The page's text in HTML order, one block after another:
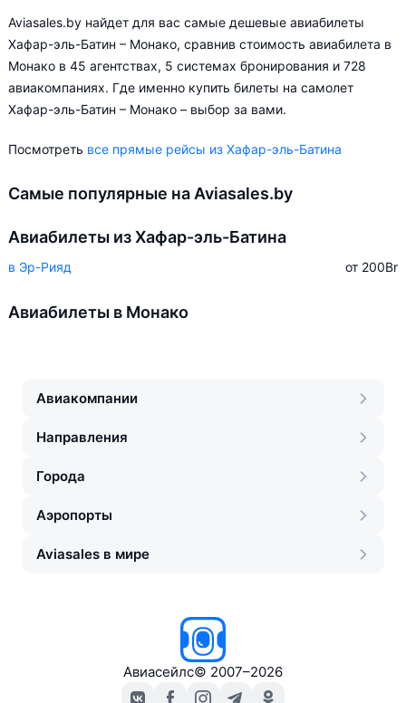
Aviasales.by найдет для вас самые дешевые авиабилеты
Хафар-эль-Батин – Монако, сравнив стоимость авиабилета в
Монако в 45 агентствах, 5 системах бронирования и 728
авиакомпаниях. Где именно купить билеты на самолет
Хафар-эль-Батин – Монако – выбор за вами.
Посмотреть все прямые рейсы из Хафар-эль-Батина
Самые популярные на Aviasales.by
Авиабилеты из Хафар-эль-Батина
в Эр-Рияд от 200Br
Авиабилеты в Монако
Авиакомпании
Направления
Города
Аэропорты
Aviasales в мире
Авиасейлс© 2007–2026